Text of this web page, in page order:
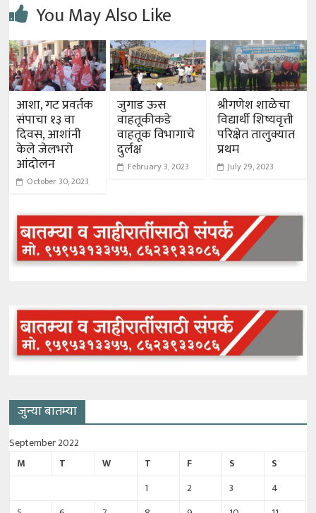
You May Also Like
आशा, गट प्रवर्तक
संपाचा १३ वा
दिवस, आशांनी
केले जेलभरो
आंदोलन
October 30, 2023
जुगाड ऊस
वाहतूकीकडे
वाहतूक विभागाचे
दुर्लक्ष
February 3, 2023
श्रीगणेश शाळेचा
विद्यार्थी शिष्यवृत्ती
परिक्षेत तालुक्यात
प्रथम
July 29, 2023
जुन्या बातम्या
September 2022
M
T W T F S
S
1
2 3
4